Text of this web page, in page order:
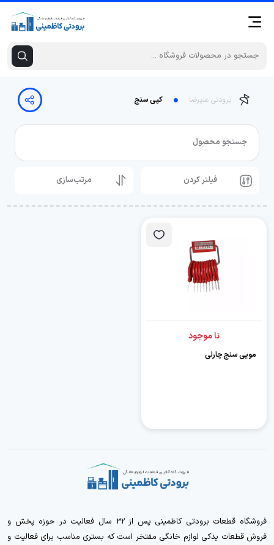
برودتی علیرضا کپی سنج
جستجو محصول
فیلتر کردن مرتب‌سازی
نا موجود
مویی سنج چارلی
فروشگاه قطعات برودتی کاظمینی پس از 32 سال فعالیت در حوزه پخش و
فروش قطعات یدکی لوازم خانگی مفتخر است که بستری مناسب برای فعالیت و